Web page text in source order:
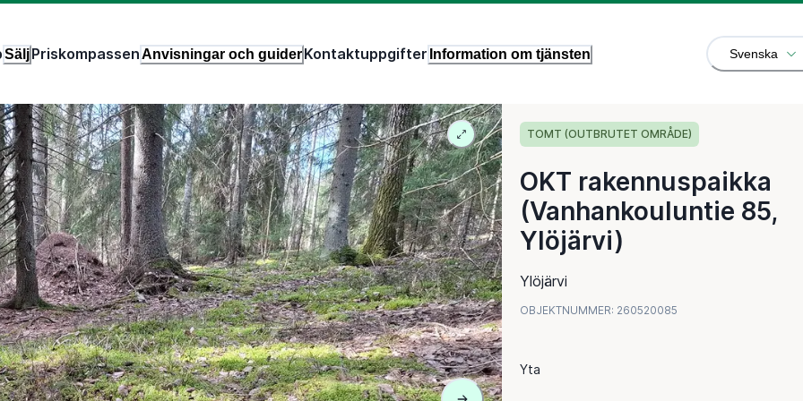
SäljPriskompassenAnvisningar och guiderKontaktuppgifter Information om tjänsten Svenska
TOMT (OUTBRUTET OMRÅDE)
OKT rakennuspaikka
(Vanhankouluntie 85,
Ylöjärvi)
Ylöjärvi
OBJEKTNUMMER: 260520085
Yta